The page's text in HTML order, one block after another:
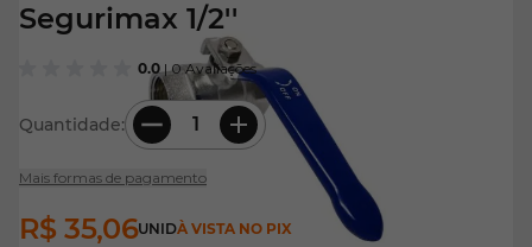
0.0| 0 Avaliações
Segurimax 1/2''
Quantidade:
Mais formas de pagamento
R$ 35,06UNIDÀ VISTA NO PIX